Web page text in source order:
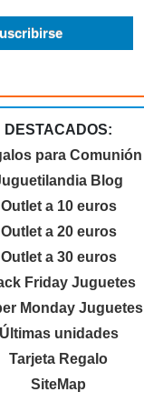
DESTACADOS:
para Comunión
Blog
Outlet a 10 euros
Outlet a 20 euros
Outlet a 30 euros
Friday Juguetes
Monday Juguetes
Últimas unidades
Tarjeta Regalo
SiteMap